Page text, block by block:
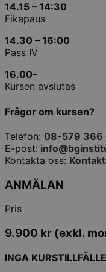
14.15 – 14:30
Fikapaus
14.30 – 16:00
Pass IV
16.00–
Kursen avslutas
Frågor om kursen?
Telefon: 08-579 366
E-post:
Kontakta oss:
ANMÄLAN
Pris
9.900 kr (exkl.
INGA